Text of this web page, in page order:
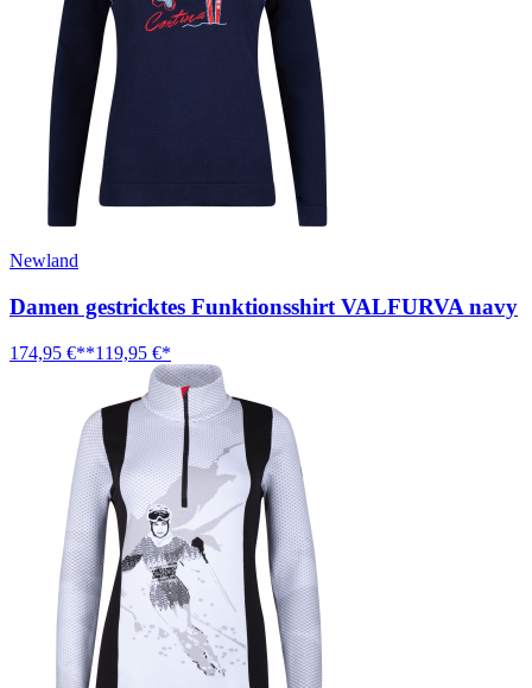
Newland
Damen gestricktes Funktionsshirt VALFURVA navy
174,95 €**119,95 €*